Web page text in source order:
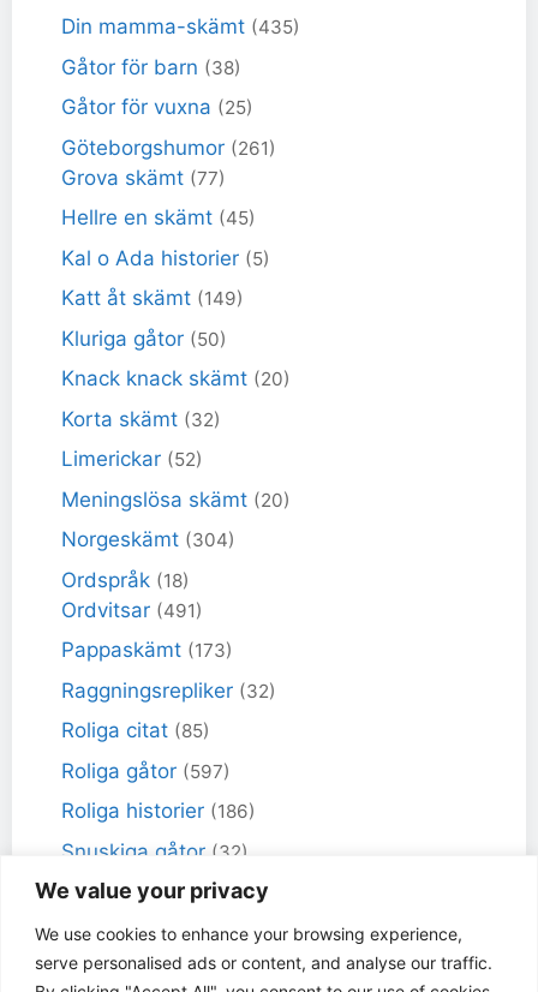
We value your privacy
We use cookies to enhance your browsing experience,
serve personalised ads or content, and analyse our traffic.
Din mamma-skämt (435)
Gåtor för barn (38)
Gåtor för vuxna (25)
Göteborgshumor (261)
Grova skämt (77)
Hellre en skämt (45)
Kal o Ada historier (5)
Katt åt skämt (149)
Kluriga gåtor (50)
Knack knack skämt (20)
Korta skämt (32)
Limerickar (52)
Meningslösa skämt (20)
Norgeskämt (304)
Ordspråk (18)
Ordvitsar (491)
Pappaskämt (173)
Raggningsrepliker (32)
Roliga citat (85)
Roliga gåtor (597)
Roliga historier (186)
Snuskiga gåtor (32)
Snuskiga skämt(98)
Sportskämt (18)
Torra skämt (461)